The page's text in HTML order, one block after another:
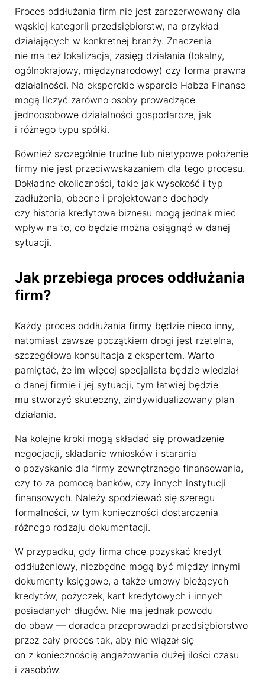
Proces oddłużania firm nie jest zarezerwowany dla
wąskiej kategorii przedsiębiorstw, na przykład
działających w konkretnej branży. Znaczenia
nie ma też lokalizacja, zasięg działania (lokalny,
ogólnokrajowy, międzynarodowy) czy forma prawna
działalności. Na eksperckie wsparcie Habza Finanse
mogą liczyć zarówno osoby prowadzące
jednoosobowe działalności gospodarcze, jak
i różnego typu spółki.
Również szczególnie trudne lub nietypowe położenie
firmy nie jest przeciwwskazaniem dla tego procesu.
Dokładne okoliczności, takie jak wysokość i typ
zadłużenia, obecne i projektowane dochody
czy historia kredytowa biznesu mogą jednak mieć
wpływ na to, co będzie można osiągnąć w danej
sytuacji.
Jak przebiega proces oddłużania
firm?
Każdy proces oddłużania firmy będzie nieco inny,
natomiast zawsze początkiem drogi jest rzetelna,
szczegółowa konsultacja z ekspertem. Warto
pamiętać, że im więcej specjalista będzie wiedział
o danej firmie i jej sytuacji, tym łatwiej będzie
mu stworzyć skuteczny, zindywidualizowany plan
działania.
Na kolejne kroki mogą składać się prowadzenie
negocjacji, składanie wniosków i starania
o pozyskanie dla firmy zewnętrznego finansowania,
czy to za pomocą banków, czy innych instytucji
finansowych. Należy spodziewać się szeregu
formalności, w tym konieczności dostarczenia
różnego rodzaju dokumentacji.
W przypadku, gdy firma chce pozyskać kredyt
oddłużeniowy, niezbędne mogą być między innymi
dokumenty księgowe, a także umowy bieżących
kredytów, pożyczek, kart kredytowych i innych
posiadanych długów. Nie ma jednak powodu
do obaw — doradca przeprowadzi przedsiębiorstwo
przez cały proces tak, aby nie wiązał się
on z koniecznością angażowania dużej ilości czasu
i zasobów.